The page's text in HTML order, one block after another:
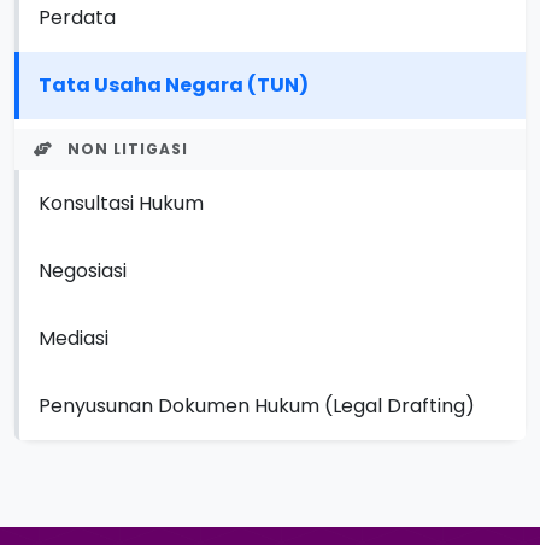
Perdata
Tata Usaha Negara (TUN)
NON LITIGASI
Konsultasi Hukum
Negosiasi
Mediasi
Penyusunan Dokumen Hukum (Legal Drafting)